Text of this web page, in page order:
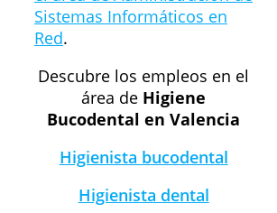
Sistemas Informáticos en
Red.
Descubre los empleos en el
área de Higiene
Bucodental en Valencia
Higienista bucodental
Higienista dental